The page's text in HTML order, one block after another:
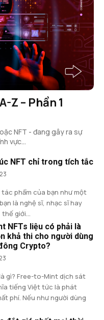
Z – Phần 1
NFT - đang gây ra sự
vực...
NFT chỉ trong tích tắc
phẩm của bạn như một
là nghệ sĩ, nhạc sĩ hay
giới...
NFTs liệu có phải là
khả thi cho người dùng
Crypto?
gì? Free-to-Mint dịch sát
tiếng Việt tức là phát
phí. Nếu như người dùng